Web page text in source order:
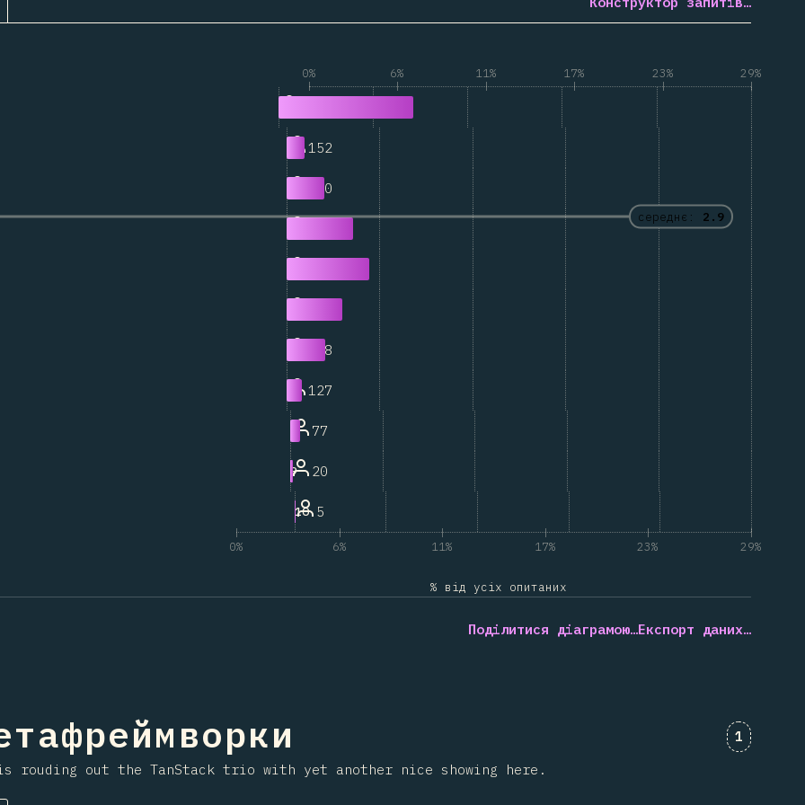
0% 6% 11% 17% 23% 29%
середнє: 2.9
152
310
318
127
77
9 20
10 5
0% 6% 11% 17% 23% 29%
% від усіх опитаних
Поділитися діаграмою…Експорт даних…
на секцію
1
rouding out the TanStack trio with yet another nice showing here.